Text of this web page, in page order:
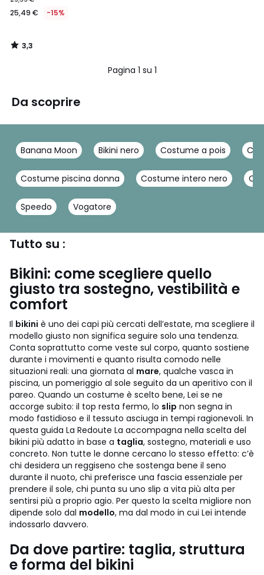
25,49 € -15%
3,3
/
Pagina 1 su 1
Da scoprire
Banana Moon Bikini nero Costume a pois
Costume piscina donna Costume intero nero
Speedo Vogatore
Tutto su :
Bikini: come scegliere quello
giusto tra sostegno, vestibilità e
comfort
Il bikini è uno dei capi più cercati dell’estate, ma scegliere il
modello giusto non significa seguire solo una tendenza.
Conta soprattutto come veste sul corpo, quanto sostiene
durante i movimenti e quanto risulta comodo nelle
situazioni reali: una giornata al mare, qualche vasca in
piscina, un pomeriggio al sole seguito da un aperitivo con il
pareo. Quando un costume è scelto bene, Lei se ne
accorge subito: il top resta fermo, lo slip non segna in
modo fastidioso e il tessuto asciuga in tempi ragionevoli. In
questa guida La Redoute La accompagna nella scelta del
bikini più adatto in base a taglia, sostegno, materiali e uso
concreto. Non tutte le donne cercano lo stesso effetto: c’è
chi desidera un reggiseno che sostenga bene il seno
durante il nuoto, chi preferisce una fascia essenziale per
prendere il sole, chi punta su uno slip a vita più alta per
sentirsi più a proprio agio. Per questo la scelta migliore non
dipende solo dal modello, ma dal modo in cui Lei intende
indossarlo davvero.
Da dove partire: taglia, struttura
e forma del bikini